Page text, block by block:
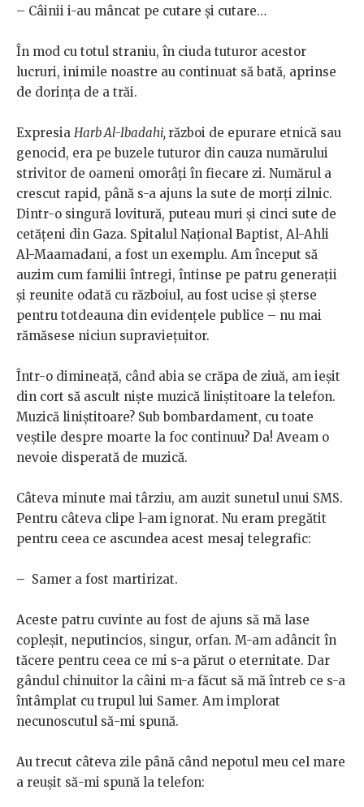
– Câinii i-au mâncat pe cutare și cutare…
În mod cu totul straniu, în ciuda tuturor acestor
lucruri, inimile noastre au continuat să bată, aprinse
de dorința de a trăi.
Expresia Harb Al-Ibadahi, război de epurare etnică sau
genocid, era pe buzele tuturor din cauza numărului
strivitor de oameni omorâți în fiecare zi. Numărul a
crescut rapid, până s-a ajuns la sute de morți zilnic.
Dintr-o singură lovitură, puteau muri și cinci sute de
cetățeni din Gaza. Spitalul Național Baptist, Al-Ahli
Al-Maamadani, a fost un exemplu. Am început să
auzim cum familii întregi, întinse pe patru generații
și reunite odată cu războiul, au fost ucise și șterse
pentru totdeauna din evidențele publice – nu mai
rămăsese niciun supraviețuitor.
Într-o dimineață, când abia se crăpa de ziuă, am ieșit
din cort să ascult niște muzică liniștitoare la telefon.
Muzică liniștitoare? Sub bombardament, cu toate
veștile despre moarte la foc continuu? Da! Aveam o
nevoie disperată de muzică.
Câteva minute mai târziu, am auzit sunetul unui SMS.
Pentru câteva clipe l-am ignorat. Nu eram pregătit
pentru ceea ce ascundea acest mesaj telegrafic:
– Samer a fost martirizat.
Aceste patru cuvinte au fost de ajuns să mă lase
copleșit, neputincios, singur, orfan. M-am adâncit în
tăcere pentru ceea ce mi s-a părut o eternitate. Dar
gândul chinuitor la câini m-a făcut să mă întreb ce s-a
întâmplat cu trupul lui Samer. Am implorat
necunoscutul să-mi spună.
Au trecut câteva zile până când nepotul meu cel mare
a reușit să-mi spună la telefon: